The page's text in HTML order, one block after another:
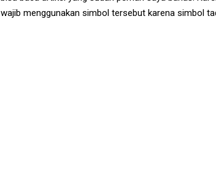
wajib menggunakan simbol tersebut karena simbol